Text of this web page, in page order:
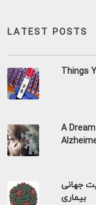
LATEST POSTS
Things
A
جهانی
بیماری